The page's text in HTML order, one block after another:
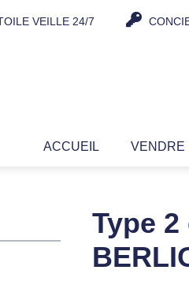
VEILLE 24/7
ACCUEIL VENDRE
Type